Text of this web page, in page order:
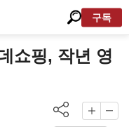
구독
쇼핑, 작년 영